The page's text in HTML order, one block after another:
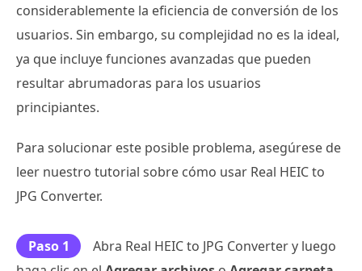
considerablemente la eficiencia de conversión de los
usuarios. Sin embargo, su complejidad no es la ideal,
ya que incluye funciones avanzadas que pueden
resultar abrumadoras para los usuarios
principiantes.
Para solucionar este posible problema, asegúrese de
leer nuestro tutorial sobre cómo usar Real HEIC to
JPG Converter.
Paso 1
Abra Real HEIC to JPG Converter y luego